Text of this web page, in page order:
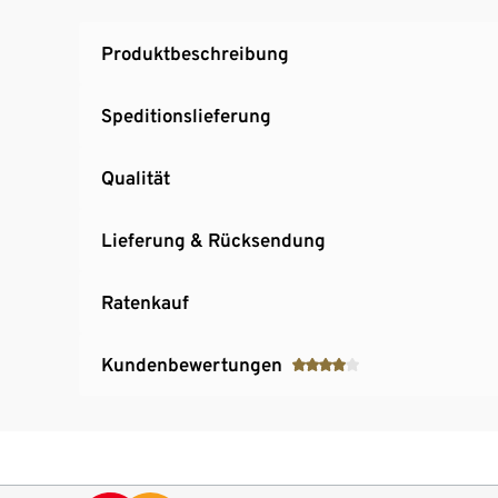
Produktbeschreibung
Speditionslieferung
Qualität
Lieferung & Rücksendung
Ratenkauf
Kundenbewertungen